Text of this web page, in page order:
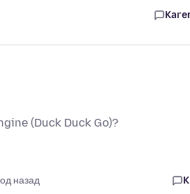
(Duck Duck Go)?
назад